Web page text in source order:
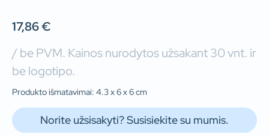
17,86€
/ be PVM. Kainos nurodytos užsakant 30 vnt. ir
be logotipo.
Produkto išmatavimai: 4.3 x 6 x 6 cm
Norite užsisakyti? Susisiekite su mumis.